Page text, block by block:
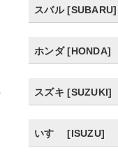
スバル [SUBARU]
ホンダ [HONDA]
スズキ [SUZUKI]
いすゞ [ISUZU]